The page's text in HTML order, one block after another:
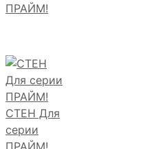
ПРАЙМ!
СТЕН Для
серии
ПРАЙМ!